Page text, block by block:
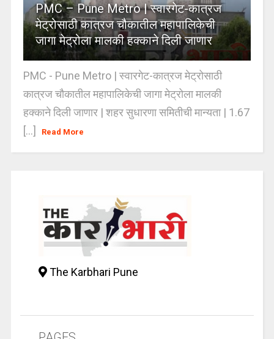
PMC – Pune Metro | स्वारगेट-कात्रज
मेट्रोसाठी कात्रज चौकातील महापालिकेची
जागा मेट्रोला मालकी हक्काने दिली जाणार
PMC - Pune Metro | स्वारगेट-कात्रज मेट्रोसाठी
कात्रज चौकातील महापालिकेची जागा मेट्रोला मालकी
हक्काने दिली जाणार | शहर सुधारणा समितीची मान्यता | 1.67
[...]
Read More
The Karbhari Pune